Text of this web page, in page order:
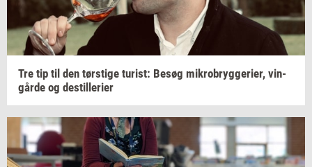
Tre tip til den tørsti­ge turist: Besøg mi­kro­bryg­ge­ri­er, vin­
går­de og destil­le­ri­er